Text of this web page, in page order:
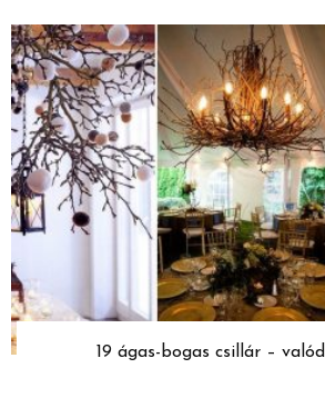
19 ágas-bogas csillár –